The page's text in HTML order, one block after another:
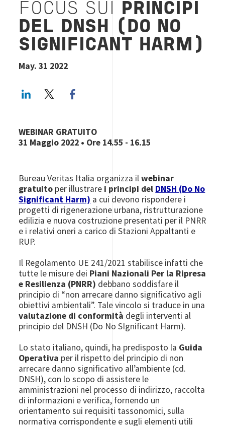
FOCUS SUI
PRINCIPI
DEL DNSH (DO NO
SIGNIFICANT HARM)
May. 31 2022
LinkedInTwitter
WEBINAR GRATUITO
31 Maggio 2022 • Ore 14.55 - 16.15
Bureau Veritas Italia organizza ilwebinar
gratuito per illustrare i principi del DNSH (Do No
Significant Harm) a cui devono rispondere i
progetti di rigenerazione urbana, ristrutturazione
edilizia e nuova costruzione presentati per il PNRR
e i relativi oneri a carico di Stazioni Appaltanti e
RUP.
Il Regolamento UE 241/2021 stabilisce infatti che
tutte le misure dei Piani Nazionali Per la Ripresa
e Resilienza (PNRR) debbano soddisfare il
principio di “non arrecare danno significativo agli
obiettivi ambientali”. Tale vincolo si traduce in una
valutazione di conformità degli interventi al
principio del DNSH (Do No SIgnificant Harm).
Lo stato italiano, quindi, ha predisposto la Guida
Operativa per il rispetto del principio di non
arrecare danno significativo all’ambiente (cd.
DNSH), con lo scopo di assistere le
amministrazioni nel processo di indirizzo, raccolta
di informazioni e verifica, fornendo un
orientamento sui requisiti tassonomici, sulla
normativa corrispondente e sugli elementi utili